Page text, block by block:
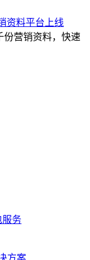
资料平台上线
份营销资料，快速
服务
方案